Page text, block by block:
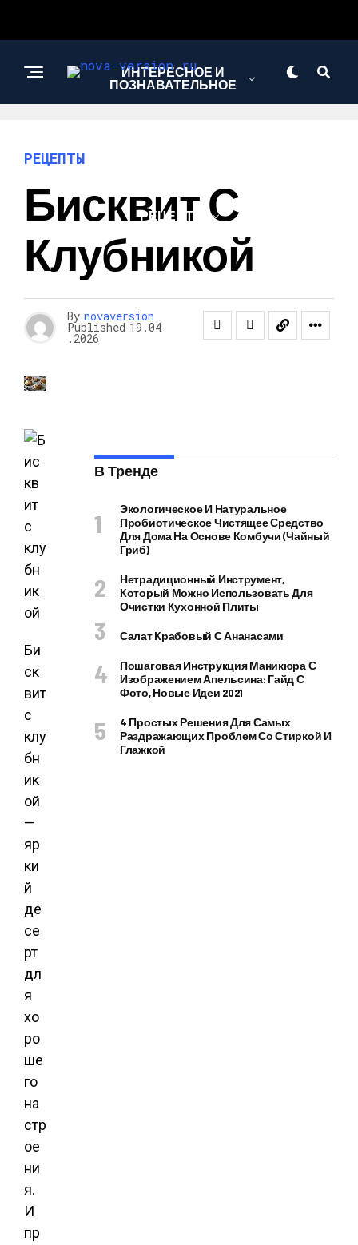
ИНТЕРЕСНОЕ И
ПОЗНАВАТЕЛЬНОЕ
РЕЦЕПТЫ
РЕЦЕПТЫ
Бисквит С
Клубникой
By novaversion
Published 19.04
.2026
Би
ск
вит
с
клу
бн
ик
ой
—
яр
ки
й
де
се
рт
дл
я
хо
ро
ше
го
на
стр
ое
ни
я.
И
пр
В Тренде
Экологическое И Натуральное
Пробиотическое Чистящее Средство
Для Дома На Основе Комбучи (чайный
Гриб)
Нетрадиционный Инструмент,
Который Можно Использовать Для
Очистки Кухонной Плиты
Салат Крабовый С Ананасами
Пошаговая Инструкция Маникюра С
Изображением Апельсина: Гайд С
Фото, Новые Идеи 2021
4 Простых Решения Для Самых
Раздражающих Проблем Со Стиркой И
Глажкой